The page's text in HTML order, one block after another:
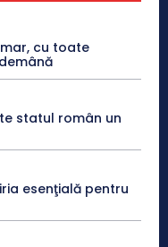
cu toate
statul român un
esenţială pentru